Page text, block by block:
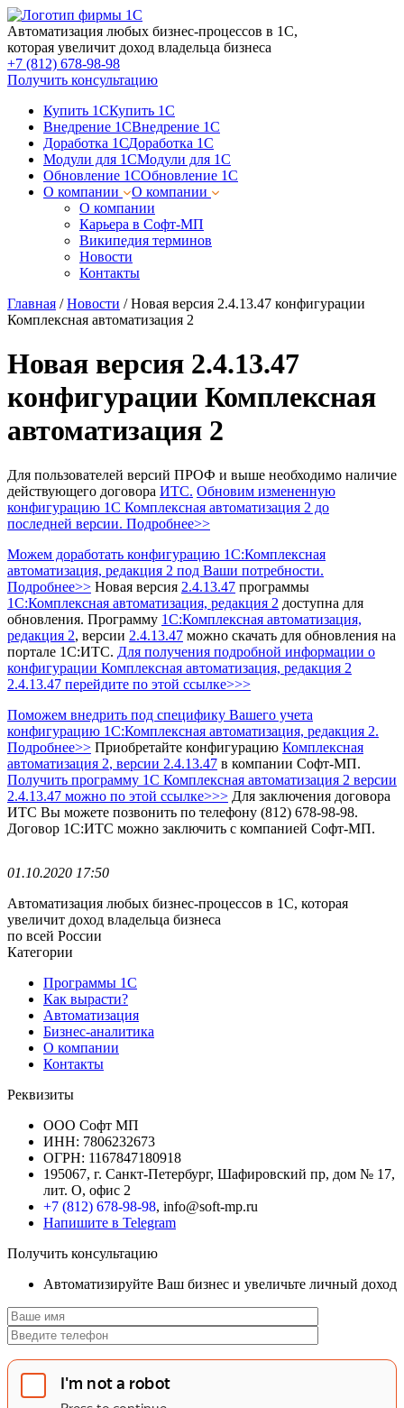
Автоматизация любых бизнес-процессов в 1С,
которая увеличит доход владельца бизнеса
+7 (812) 678-98-98
Получить консультацию
Купить 1СКупить 1С
Внедрение 1СВнедрение 1С
Доработка 1СДоработка 1С
Модули для 1СМодули для 1С
Обновление 1СОбновление 1С
О компании
О компании
О компании
Карьера в Софт-МП
Википедия терминов
Новости
Контакты
Главная /Новости /Новая версия 2.4.13.47 конфигурации
Комплексная автоматизация 2
Новая версия 2.4.13.47
конфигурации Комплексная
автоматизация 2
Для пользователей версий ПРОФ и выше необходимо наличие
действующего договора ИТС. Обновим измененную
конфигурацию 1С Комплексная автоматизация 2 до
последней версии. Подробнее>>
Можем доработать конфигурацию 1С:Комплексная
автоматизация, редакция 2 под Ваши потребности.
Подробнее>> Новая версия 2.4.13.47 программы
1С:Комплексная автоматизация, редакция 2 доступна для
обновления. Программу 1С:Комплексная автоматизация,
редакция 2, версии 2.4.13.47 можно скачать для обновления на
портале 1С:ИТС. Для получения подробной информации о
конфигурации Комплексная автоматизация, редакция 2
2.4.13.47 перейдите по этой ссылке>>>
Поможем внедрить под специфику Вашего учета
конфигурацию 1С:Комплексная автоматизация, редакция 2.
Подробнее>> Приобретайте конфигурацию Комплексная
автоматизация 2, версии 2.4.13.47 в компании Софт-МП.
Получить программу 1С Комплексная автоматизация 2 версии
2.4.13.47 можно по этой ссылке>>> Для заключения договора
ИТС Вы можете позвонить по телефону (812) 678-98-98.
Договор 1С:ИТС можно заключить с компанией Софт-МП.
01.10.2020 17:50
Автоматизация любых бизнес-процессов в 1С, которая
увеличит доход владельца бизнеса
по всей России
Категории
Программы 1С
Как вырасти?
Автоматизация
Бизнес-аналитика
О компании
Контакты
Реквизиты
ООО Софт МП
ИНН: 7806232673
ОГРН: 1167847180918
195067, г. Санкт-Петербург, Шафировский пр, дом № 17,
лит. О, офис 2
+7 (812) 678-98-98, info@soft-mp.ru
Напишите в Telegram
Получить консультацию
Автоматизируйте Ваш бизнес и увеличьте личный доход